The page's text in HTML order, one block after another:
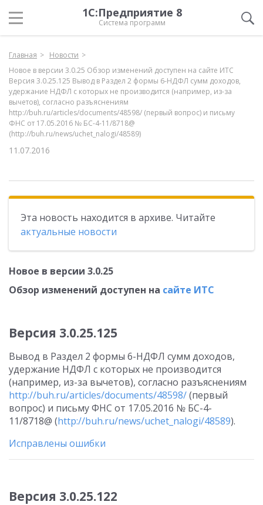
1С:Предприятие 8
Система программ
Главная
Новости
Новое в версии 3.0.25 Обзор изменений доступен на сайте ИТС
Версия 3.0.25.125 Вывод в Раздел 2 формы 6-НДФЛ сумм доходов,
удержание НДФЛ с которых не производится (например, из-за
вычетов), согласно разъяснениям
http://buh.ru/articles/documents/48598/ (первый вопрос) и письму
ФНС от 17.05.2016 № БС-4-11/8718@
(http://buh.ru/news/uchet_nalogi/48589)
11.07.2016
Эта новость находится в архиве. Читайте
актуальные новости
Новое в версии 3.0.25
Обзор изменений доступен на сайте ИТС
Версия 3.0.25.125
Вывод в Раздел 2 формы 6-НДФЛ сумм доходов,
удержание НДФЛ с которых не производится
(например, из-за вычетов), согласно разъяснениям
http://buh.ru/articles/documents/48598/(первый
вопрос) и письму ФНС от 17.05.2016 № БС-4-
11/8718@ (http://buh.ru/news/uchet_nalogi/48589).
Исправлены ошибки
Версия 3.0.25.122